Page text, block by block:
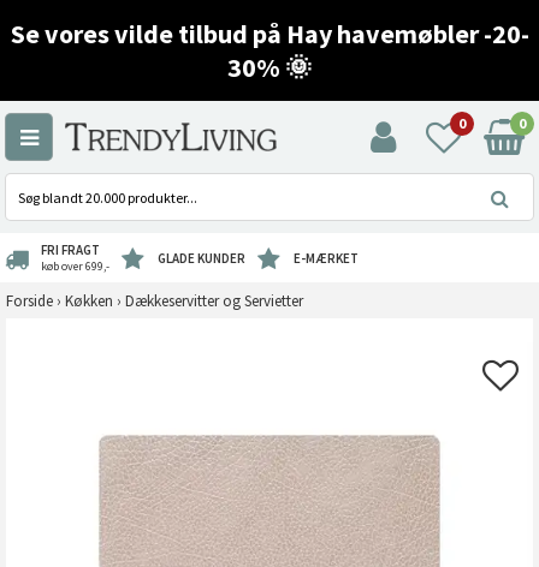
Se vores vilde tilbud på Hay havemøbler -20-
30% 🌞
0 0
FRI FRAGT
køb over 699,- GLADE KUNDER E-MÆRKET
Forside › Køkken › Dækkeservitter og Servietter